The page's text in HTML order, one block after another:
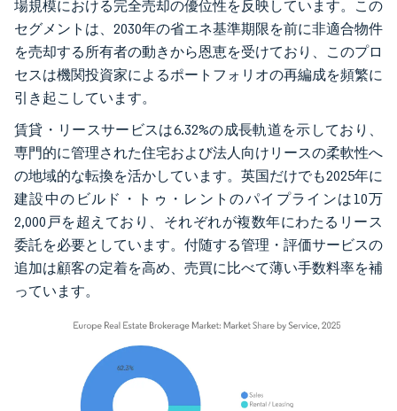
場規模における完全売却の優位性を反映しています。この
セグメントは、2030年の省エネ基準期限を前に非適合物件
を売却する所有者の動きから恩恵を受けており、このプロ
セスは機関投資家によるポートフォリオの再編成を頻繁に
引き起こしています。
賃貸・リースサービスは6.32%の成長軌道を示しており、
専門的に管理された住宅および法人向けリースの柔軟性へ
の地域的な転換を活かしています。英国だけでも2025年に
建設中のビルド・トゥ・レントのパイプラインは10万
2,000戸を超えており、それぞれが複数年にわたるリース
委託を必要としています。付随する管理・評価サービスの
追加は顧客の定着を高め、売買に比べて薄い手数料率を補
っています。